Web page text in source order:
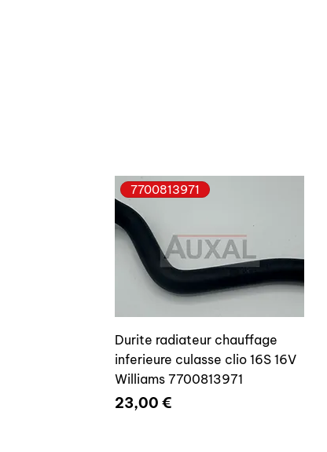
7700813971
Durite radiateur chauffage
inferieure culasse clio 16S 16V
Williams 7700813971
Prix
23,00 €